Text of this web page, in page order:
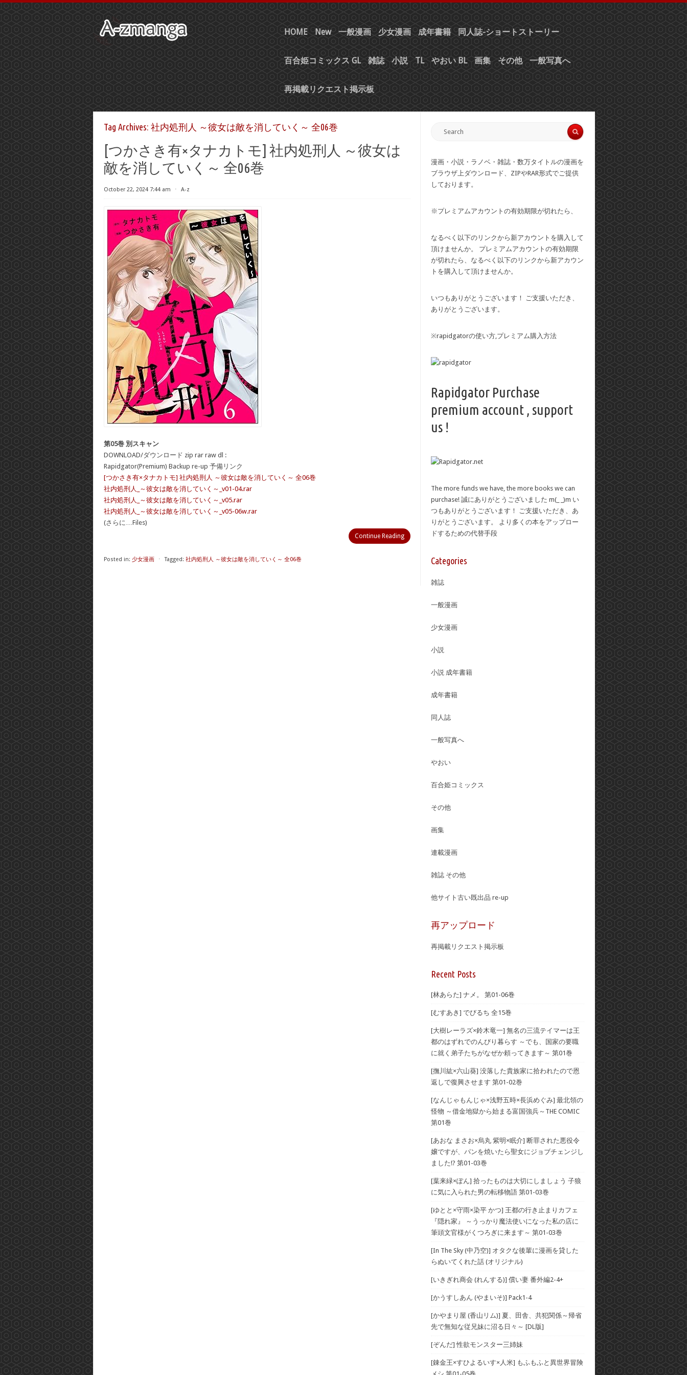
HOME New 一般漫画 少女漫画 成年書籍 同人誌-ショートストーリー
百合姫コミックス GL 雑誌 小説 TL やおい BL 画集 その他 一般写真へ
再掲載リクエスト掲示板
Tag Archives: 社内処刑人 ～彼女は敵を消していく～ 全06巻
[つかさき有×タナカトモ] 社内処刑人 ～彼女は
敵を消していく～ 全06巻
October 22, 2024 7:44 am ⋅ A-z
第05巻 別スキャン
DOWNLOAD/ダウンロード zip rar raw dl :
Rapidgator(Premium) Backup re-up 予備リンク
[つかさき有×タナカトモ] 社内処刑人 ～彼女は敵を消していく～ 全06巻
社内処刑人_～彼女は敵を消していく～_v01-04.rar
社内処刑人_～彼女は敵を消していく～_v05.rar
社内処刑人_～彼女は敵を消していく～_v05-06w.rar
(さらに…Files)
Continue Reading
Posted in: 少女漫画 ⋅ Tagged: 社内処刑人 ～彼女は敵を消していく～ 全06巻
漫画・小説・ラノベ・雑誌・数万タイトルの漫画を
ブラウザ上ダウンロード、ZIPやRAR形式でご提供
しております。
※プレミアムアカウントの有効期限が切れたら、
なるべく以下のリンクから新アカウントを購入して
頂けませんか。 プレミアムアカウントの有効期限
が切れたら、なるべく以下のリンクから新アカウン
トを購入して頂けませんか。
いつもありがとうございます！ ご支援いただき、
ありがとうございます。
※rapidgatorの使い方,プレミアム購入方法
Rapidgator Purchase
premium account , support
us !
The more funds we have, the more books we can
purchase! 誠にありがとうございました m(_ _)m い
つもありがとうございます！ ご支援いただき、あ
りがとうございます。 より多くの本をアップロー
ドするための代替手段
Categories
雑誌
一般漫画
少女漫画
小説
小説 成年書籍
成年書籍
同人誌
一般写真へ
やおい
百合姫コミックス
その他
画集
連載漫画
雑誌 その他
他サイト古い既出品 re-up
再アップロード
再掲載リクエスト掲示板
Recent Posts
[林あらた] ナメ。 第01-06巻
[むすあき] でびるち 全15巻
[大樹レーラズ×鈴木竜一] 無名の三流テイマーは王
都のはずれでのんびり暮らす ～でも、国家の要職
に就く弟子たちがなぜか頼ってきます～ 第01巻
[撫川紘×六山葵] 没落した貴族家に拾われたので恩
返しで復興させます 第01-02巻
[なんじゃもんじゃ×浅野五時×長浜めぐみ] 最北領の
怪物 ～借金地獄から始まる富国強兵～THE COMIC
第01巻
[あおな まさお×烏丸 紫明×眠介] 断罪された悪役令
嬢ですが、パンを焼いたら聖女にジョブチェンジし
ました!? 第01-03巻
[葉来緑×ぽん] 拾ったものは大切にしましょう 子狼
に気に入られた男の転移物語 第01-03巻
[ゆとと×守雨×染平 かつ] 王都の行き止まりカフェ
『隠れ家』 ～うっかり魔法使いになった私の店に
筆頭文官様がくつろぎに来ます～ 第01-03巻
[In The Sky (中乃空)] オタクな後輩に漫画を貸した
らぬいてくれた話 (オリジナル)
[いきぎれ商会 (れんする)] 償い妻 番外編2-4+
[かうすしあん (やまいそ)] Pack1-4
[かやまり屋 (香山リム)] 夏、田舎、共犯関係～帰省
先で無知な従兄妹に沼る日々～ [DL版]
[ぞんだ] 性欲モンスター三姉妹
[錬金王×すひよるいす×人米] もふもふと異世界冒険